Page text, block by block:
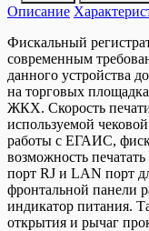
Описание
Фискальный
современным
данного устройства
на торговых
ЖКХ. Скорость
используемой
работы с ЕГАИС,
возможность
порт RJ и LAN порт
фронтальной панели
индикатор питания.
открытия и рычаг